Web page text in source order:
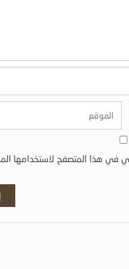
في هذا المتصفح لاستخدامها